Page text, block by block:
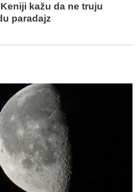
kažu da ne truju
paradajz